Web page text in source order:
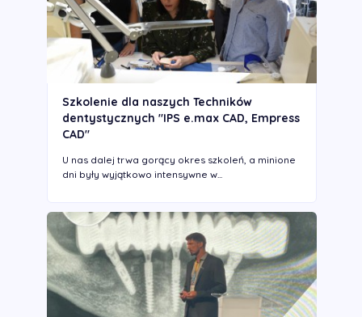
Szkolenie dla naszych Techników
dentystycznych "IPS e.max CAD, Empress
CAD"
U nas dalej trwa gorący okres szkoleń, a minione
dni były wyjątkowo intensywne w...